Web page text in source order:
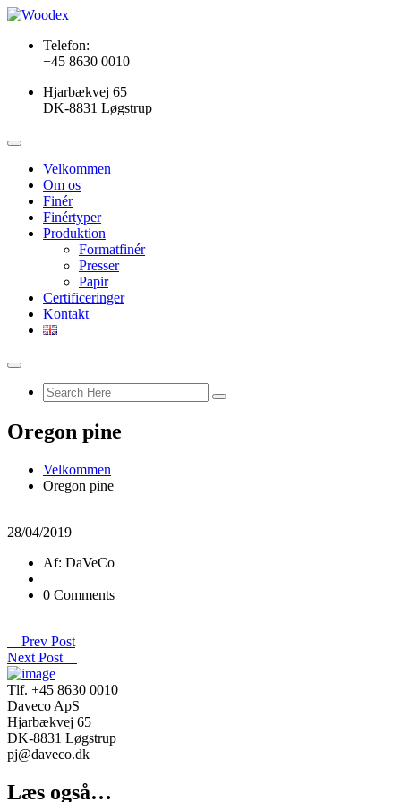
Telefon:
+45 8630 0010
Hjarbækvej 65
DK-8831 Løgstrup
Velkommen
Om os
Finér
Finértyper
Produktion
Formatfinér
Presser
Papir
Certificeringer
Kontakt
Oregon pine
Velkommen
Oregon pine
28/04/2019
Af: DaVeCo
0 Comments
Prev Post
Next Post
Tlf. +45 8630 0010
Daveco ApS
Hjarbækvej 65
DK-8831 Løgstrup
pj@daveco.dk
Læs også…